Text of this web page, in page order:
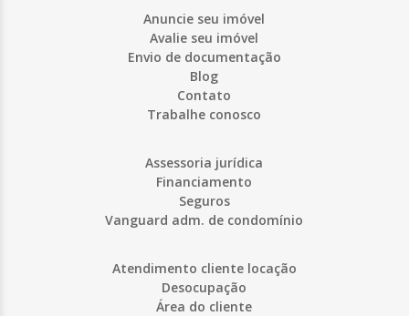
Anuncie seu imóvel
Avalie seu imóvel
Envio de documentação
Blog
Contato
Trabalhe conosco
Assessoria jurídica
Financiamento
Seguros
Vanguard adm. de condomínio
Atendimento cliente locação
Desocupação
Área do cliente